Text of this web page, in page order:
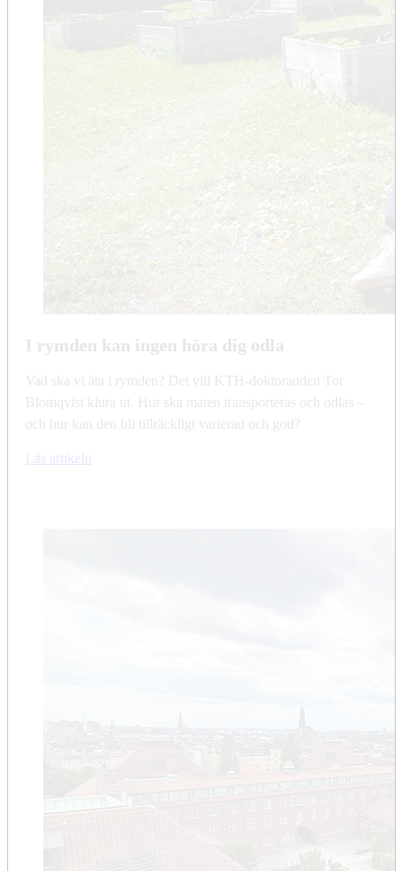
I rymden kan ingen höra dig odla
Vad ska vi äta i rymden? Det vill KTH-doktoranden Tor
Blomqvist klura ut. Hur ska maten transporteras och odlas –
och hur kan den bli tillräckligt varierad och god?
Läs artikeln